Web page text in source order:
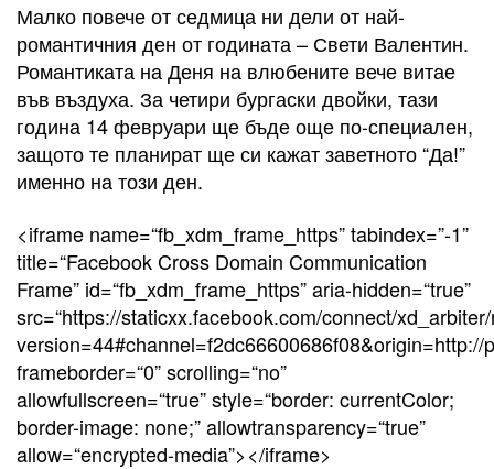
Малко повече от седмица ни дели от най-
романтичния ден от годината – Свети Валентин.
Романтиката на Деня на влюбените вече витае
във въздуха. За четири бургаски двойки, тази
година 14 февруари ще бъде още по-специален,
защото те планират ще си кажат заветното “Да!”
именно на този ден.
<iframe name=“fb_xdm_frame_https” tabindex=”-1”
title=“Facebook Cross Domain Communication
Frame” id=“fb_xdm_frame_https” aria-hidden=“true”
src=“https://staticxx.facebook.com/connect/
version=44#channel=f2dc66600686f08&origin=http://
frameborder=“0” scrolling=“no”
allowfullscreen=“true” style=“border: currentColor;
border-image: none;” allowtransparency=“true”
allow=“encrypted-media”></iframe>